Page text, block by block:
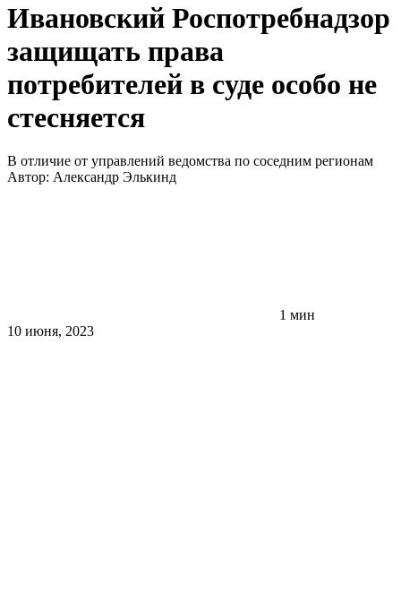
Ивановский Роспотребнадзор
защищать права
потребителей в суде особо не
стесняется
В отличие от управлений ведомства по соседним регионам
Автор: Александр Элькинд
1 мин
10 июня, 2023